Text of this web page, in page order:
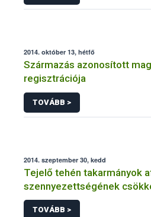
2014. október 13, hétfő
Származás azonosított
regisztrációja
TOVÁBB >
2014. szeptember 30, kedd
Tejelő tehén takarmányok
szennyezettségének
TOVÁBB >